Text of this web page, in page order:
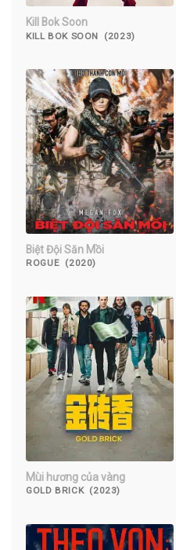
Kill Bok Soon
KILL BOK SOON (2023)
Biệt Đội Săn Mồi
ROGUE (2020)
Mùi hương của vàng
GOLD BRICK (2023)